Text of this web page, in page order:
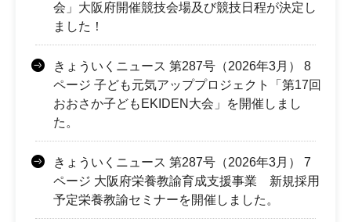
会」大阪府開催競技会場及び競技日程が決定し
ました！
きょういくニュース 第287号（2026年3月） 8
ページ 子ども元気アッププロジェクト「第17回
おおさか子どもEKIDEN大会」を開催しまし
た。
きょういくニュース 第287号（2026年3月） 7
ページ 大阪府栄養教諭育成支援事業 新規採用
予定栄養教諭セミナーを開催しました。